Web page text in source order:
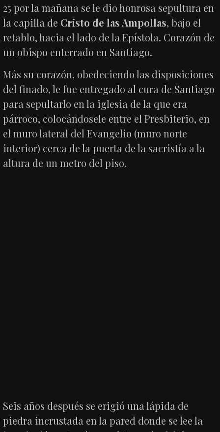
25 por la mañana se le dio honrosa sepultura en
la capilla de Cristo de las Ampollas, bajo el
retablo, hacia el lado de la Epístola. Corazón de
un obispo enterrado en Santiago.
Más su corazón, obedeciendo las disposiciones
del finado, le fue entregado al cura de Santiago
para sepultarlo en la iglesia de la que era
párroco, colocándosele entre el Presbiterio, en
el muro lateral del Evangelio (muro norte
interior) cerca de la puerta de la sacristía a la
altura de un metro del piso.
Seis años después se erigió una lápida de
piedra incrustada en la pared donde se lee la